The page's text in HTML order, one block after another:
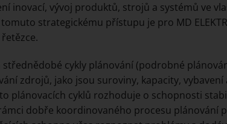
inovací, vývoj produktů, strojů a systémů ve
strategickému přístupu je pro MD
střednědobé cykly plánování (podrobné
zdrojů, jako jsou suroviny, kapacity,
plánovacích cyklů rozhoduje o schopnosti
dobře koordinovaného procesu plánování